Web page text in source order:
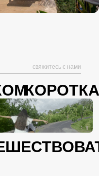
свяжитесь с нами